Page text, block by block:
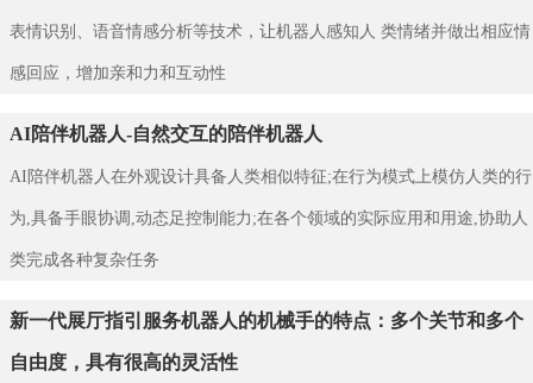
表情识别、语音情感分析等技术，让机器人感知人 类情绪并做出相应情
感回应，增加亲和力和互动性
AI陪伴机器人-自然交互的陪伴机器人
AI陪伴机器人在外观设计具备人类相似特征;在行为模式上模仿人类的行
为,具备手眼协调,动态足控制能力;在各个领域的实际应用和用途,协助人
类完成各种复杂任务
新一代展厅指引服务机器人的机械手的特点：多个关节和多个
自由度，具有很高的灵活性